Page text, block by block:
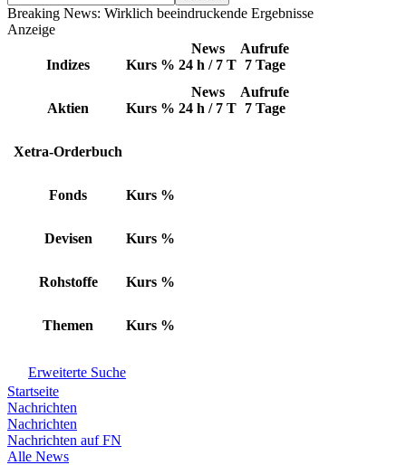
Breaking News: Wirklich beeindruckende Ergebnisse
Anzeige
Indizes Kurs %
News
24 h / 7 T
Aufrufe
7 Tage
Aktien Kurs %
News
24 h / 7 T
Aufrufe
7 Tage
Xetra-Orderbuch
Fonds Kurs %
Devisen Kurs %
Rohstoffe Kurs %
Themen Kurs %
Erweiterte Suche
Startseite
Nachrichten
Nachrichten
Nachrichten auf FN
Alle News